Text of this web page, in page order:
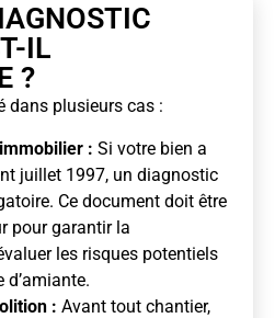
IL
?
dans plusieurs cas :
: Si votre bien a
juillet 1997, un diagnostic
Ce document doit être
pour garantir la
les risques potentiels
d’amiante.
: Avant tout chantier,